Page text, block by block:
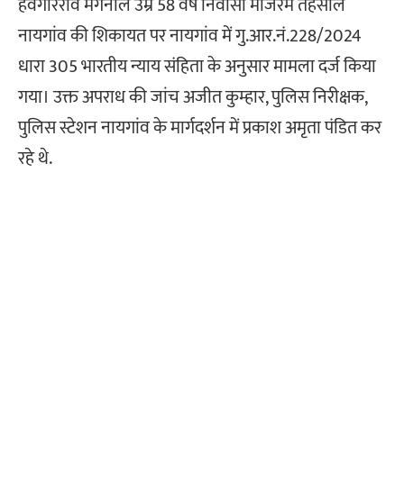
नायगांव की शिकायत पर नायगांव में गु.आर.नं.228/2024
धारा 305 भारतीय न्याय संहिता के अनुसार मामला दर्ज किया
गया। उक्त अपराध की जांच अजीत कुम्हार, पुलिस निरीक्षक,
पुलिस स्टेशन नायगांव के मार्गदर्शन में प्रकाश अमृता पंडित कर
रहे थे.